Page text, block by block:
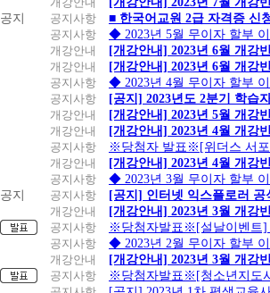
공지
공지사항
■ 한국어교원 2급 자격증 신
공지사항
◆ 2023년 5월 무이자 할부
개강안내
[개강안내] 2023년 6월 개강
개강안내
[개강안내] 2023년 6월 개강
공지사항
◆ 2023년 4월 무이자 할부
공지사항
[공지] 2023년도 2분기 학습
개강안내
[개강안내] 2023년 5월 개강
개강안내
[개강안내] 2023년 4월 개강
공지사항
※당첨자 발표※[위더스 서포
개강안내
[개강안내] 2023년 4월 개강
공지사항
◆ 2023년 3월 무이자 할부
공지
공지사항
[공지] 인터넷 익스플로러 공
개강안내
[개강안내] 2023년 3월 개강
공지사항
※당첨자발표※[설날이벤트]
공지사항
◆ 2023년 2월 무이자 할부
개강안내
[개강안내] 2023년 3월 개강
공지사항
※당첨자발표※[청소년지도